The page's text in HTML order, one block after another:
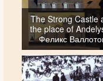
The Strong Castle
the place of
Феликс